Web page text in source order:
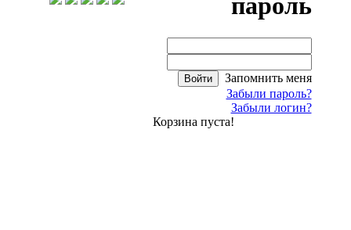
пароль
Войти
Запомнить меня
Забыли пароль?
Забыли логин?
Корзина пуста!